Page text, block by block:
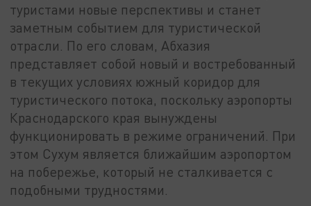
туристами новые перспективы и станет
заметным событием для туристической
отрасли. По его словам, Абхазия
представляет собой новый и востребованный
в текущих условиях южный коридор для
туристического потока, поскольку аэропорты
Краснодарского края вынуждены
функционировать в режиме ограничений. При
этом Сухум является ближайшим аэропортом
на побережье, который не сталкивается с
подобными трудностями.